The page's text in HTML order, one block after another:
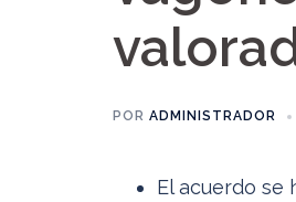
POR ADMINISTRADOR
El acuerdo se